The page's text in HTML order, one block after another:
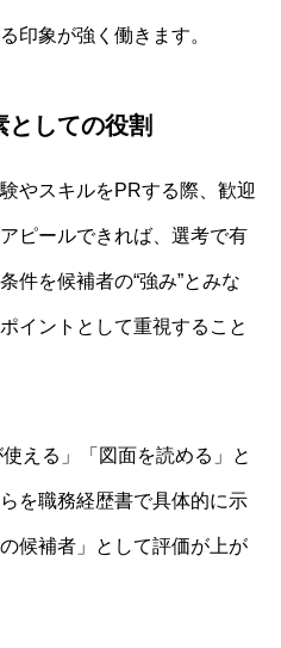
印象が強く働きます。
しての役割
やスキルをPRする際、歓迎
ピールできれば、選考で有
件を候補者の“強み”とみな
イントとして重視すること
える」「図面を読める」と
を職務経歴書で具体的に示
候補者」として評価が上が